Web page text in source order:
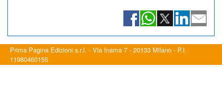
Prima Pagina Edizioni s.r.l. - Via Inama 7 - 20133 Milano - P.I.
11980460155